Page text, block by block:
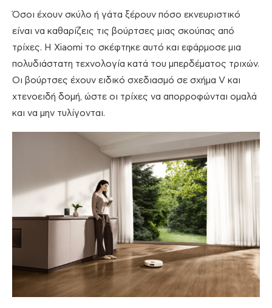
Όσοι έχουν σκύλο ή γάτα ξέρουν πόσο εκνευριστικό
είναι να καθαρίζεις τις βούρτσες μιας σκούπας από
τρίχες. Η Xiaomi το σκέφτηκε αυτό και εφάρμοσε μια
πολυδιάστατη τεχνολογία κατά του μπερδέματος τριχών.
Οι βούρτσες έχουν ειδικό σχεδιασμό σε σχήμα V και
χτενοειδή δομή, ώστε οι τρίχες να απορροφώνται ομαλά
και να μην τυλίγονται.